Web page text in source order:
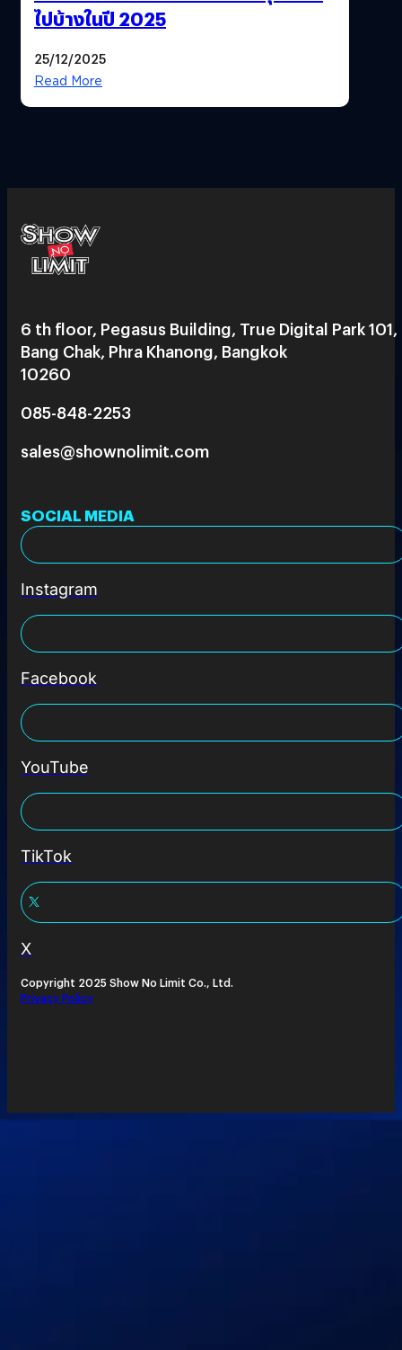
ไปบ้างในปี 2025
25/12/2025
Read More
6 th floor, Pegasus Building, True Digital Park 101,
Bang Chak, Phra Khanong, Bangkok
10260
085-848-2253
sales@shownolimit.com
SOCIAL MEDIA
Instagram
Facebook
YouTube
TikTok
X
Copyright 2025 Show No Limit Co., Ltd.
Privacy Policy